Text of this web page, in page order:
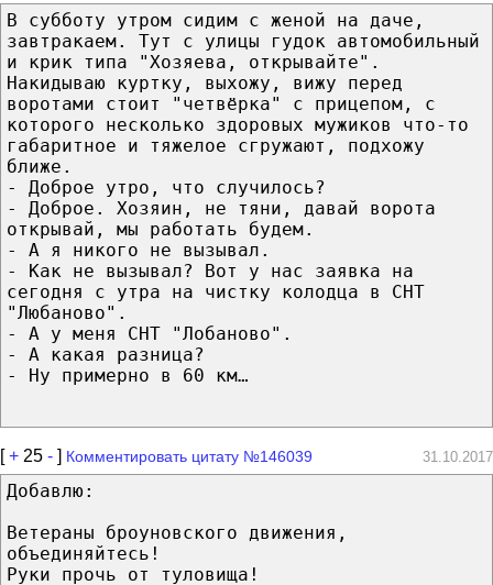
В субботу утром сидим с женой на даче,
завтракаем. Тут с улицы гудок автомобильный
и крик типа "Хозяева, открывайте".
Накидываю куртку, выхожу, вижу перед
воротами стоит "четвёрка" с прицепом, с
которого несколько здоровых мужиков что-то
габаритное и тяжелое сгружают, подхожу
ближе.
- Доброе утро, что случилось?
- Доброе. Хозяин, не тяни, давай ворота
открывай, мы работать будем.
- А я никого не вызывал.
- Как не вызывал? Вот у нас заявка на
сегодня с утра на чистку колодца в СНТ
"Любаново".
- А у меня СНТ "Лобаново".
- А какая разница?
- Ну примерно в 60 км…
[+ 25 - ] Комментировать цитату №146039 31.10.2017
Добавлю:
Ветераны броуновского движения,
объединяйтесь!
Руки прочь от туловища!